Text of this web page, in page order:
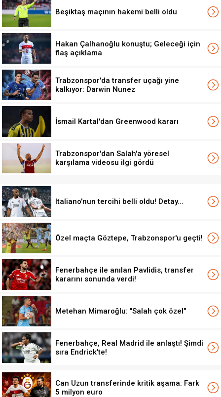
Beşiktaş maçının hakemi belli oldu
Hakan Çalhanoğlu konuştu; Geleceği için
flaş açıklama
Trabzonspor'da transfer uçağı yine
kalkıyor: Darwin Nunez
İsmail Kartal'dan Greenwood kararı
Trabzonspor'dan Salah'a yöresel
karşılama videosu ilgi gördü
Italiano'nun tercihi belli oldu! Detay...
Özel maçta Göztepe, Trabzonspor'u geçti!
Fenerbahçe ile anılan Pavlidis, transfer
kararını sonunda verdi!
Metehan Mimaroğlu: "Salah çok özel"
Fenerbahçe, Real Madrid ile anlaştı! Şimdi
sıra Endrick'te!
Can Uzun transferinde kritik aşama: Fark
5 milyon euro